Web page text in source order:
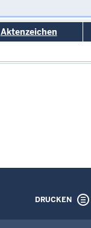
Aktenzeichen
DRUCKEN